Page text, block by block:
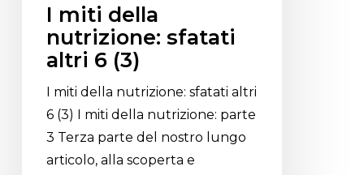
I miti della
nutrizione: sfatati
altri 6 (3)
I miti della nutrizione: sfatati altri
6 (3) I miti della nutrizione: parte
3 Terza parte del nostro lungo
articolo, alla scoperta e